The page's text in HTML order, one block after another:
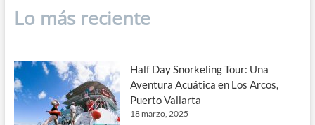
Lo más reciente
Half Day Snorkeling Tour: Una
Aventura Acuática en Los Arcos,
Puerto Vallarta
18 marzo, 2025